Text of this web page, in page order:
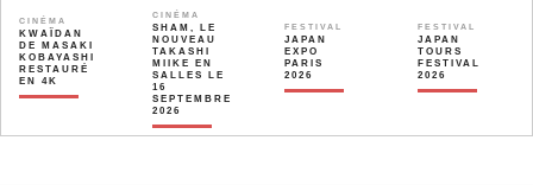
CINÉMA
KWAÏDAN
DE MASAKI
KOBAYASHI
RESTAURÉ
EN 4K
CINÉMA
SHAM, LE
NOUVEAU
TAKASHI
MIIKE EN
SALLES LE
16
SEPTEMBRE
2026
FESTIVAL
JAPAN
EXPO
PARIS
2026
FESTIVAL
JAPAN
TOURS
FESTIVAL
2026